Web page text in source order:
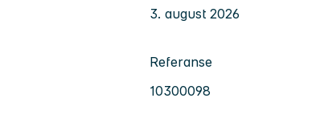
3. august 2026
Referanse
10300098